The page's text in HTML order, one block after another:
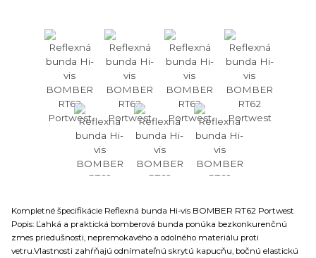
Kompletné špecifikácie Reflexná bunda Hi-vis BOMBER RT62 Portwest
Popis: Ľahká a praktická bomberová bunda ponúka bezkonkurenčnú
zmes priedušnosti, nepremokavého a odolného materiálu proti
vetru.Vlastnosti zahŕňajú odnímateľnú skrytú kapucňu, bočnú elastickú